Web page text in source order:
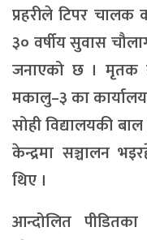
प्रहरीले टिपर चालक
३० वर्षीय सुवास
जनाएको छ । मृतक
मकालु–३ का
सोही विद्यालयकी
केन्द्रमा सञ्चालन
थिए ।
आन्दोलित